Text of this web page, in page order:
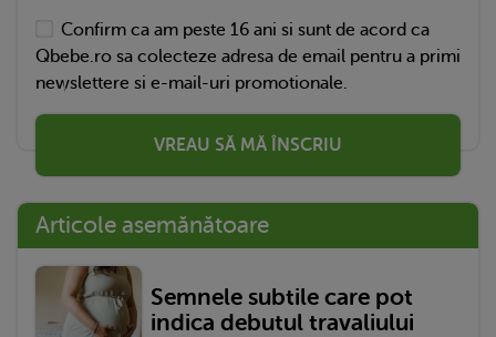
Confirm ca am peste 16 ani si sunt de acord ca
Qbebe.ro sa colecteze adresa de email pentru a primi
newslettere si e-mail-uri promotionale.
VREAU SĂ MĂ ÎNSCRIU
Articole asemănătoare
Semnele subtile care pot
indica debutul travaliului